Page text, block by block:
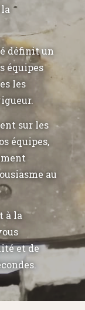
définit un
équipes
les
sur les
équipes,
au
à la
et de